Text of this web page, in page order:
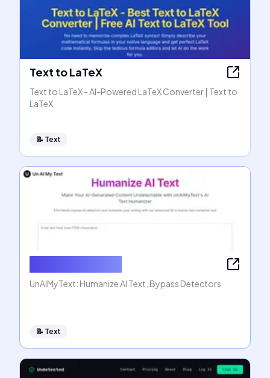
Text to LaTeX
Text to LaTeX - AI-Powered LaTeX Converter | Text to
LaTeX
📝 Text
UnAIMyText: Humanize AI Text, Bypass Detectors
📝 Text